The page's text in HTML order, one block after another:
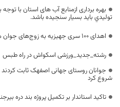
بهره برداری ازمنابع آب های استان با
توليدي بايد بسيار سنجيده باشد.
اهدای ۱۰۰ سری جهیزیه به زوج‌های جوان مناطق مرزی خراسان جنوبی
رشته_جدید_ورزشی اسکواش در راه طبس
جوانان روستای جهانی اصفهک ثابت
شروع کرد
تاکید استاندار بر تکمیل پروژه بند دره